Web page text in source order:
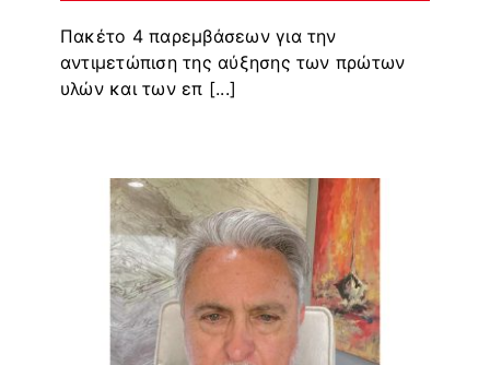
Πακέτο 4 παρεμβάσεων για την
αντιμετώπιση της αύξησης των πρώτων
υλών και των επ [...]